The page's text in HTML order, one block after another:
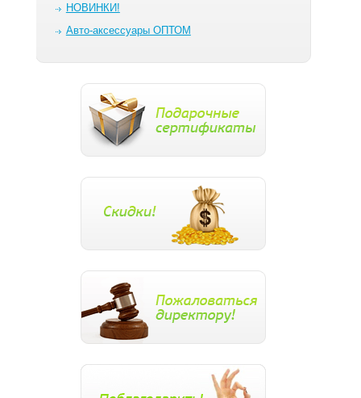
НОВИНКИ!
Авто-аксессуары ОПТОМ